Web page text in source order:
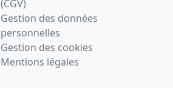
(CGV)
Gestion des données
personnelles
Gestion des cookies
Mentions légales